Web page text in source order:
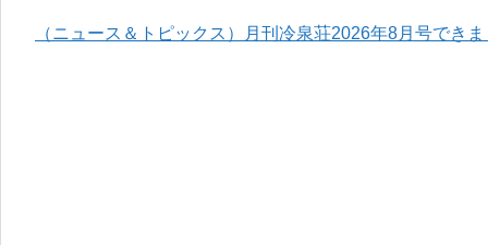
（ニュース＆トピックス）月刊冷泉荘2026年8月号でき